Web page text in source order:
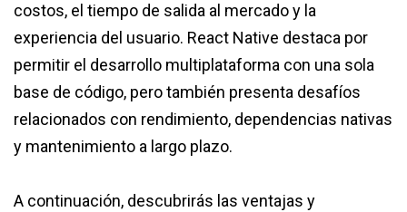
costos, el tiempo de salida al mercado y la
experiencia del usuario. React Native destaca por
permitir el desarrollo multiplataforma con una sola
base de código, pero también presenta desafíos
relacionados con rendimiento, dependencias nativas
y mantenimiento a largo plazo.
A continuación, descubrirás las ventajas y